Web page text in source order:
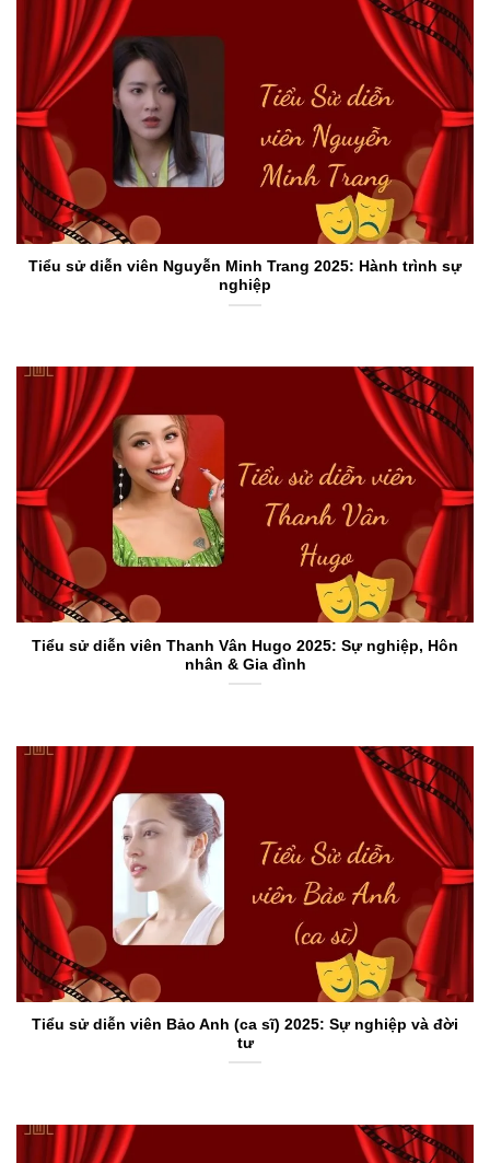
Tiểu sử diễn viên Nguyễn Minh Trang 2025: Hành trình sự
nghiệp
Tiểu sử diễn viên Thanh Vân Hugo 2025: Sự nghiệp, Hôn
nhân & Gia đình
Tiểu sử diễn viên Bảo Anh (ca sĩ) 2025: Sự nghiệp và đời
tư